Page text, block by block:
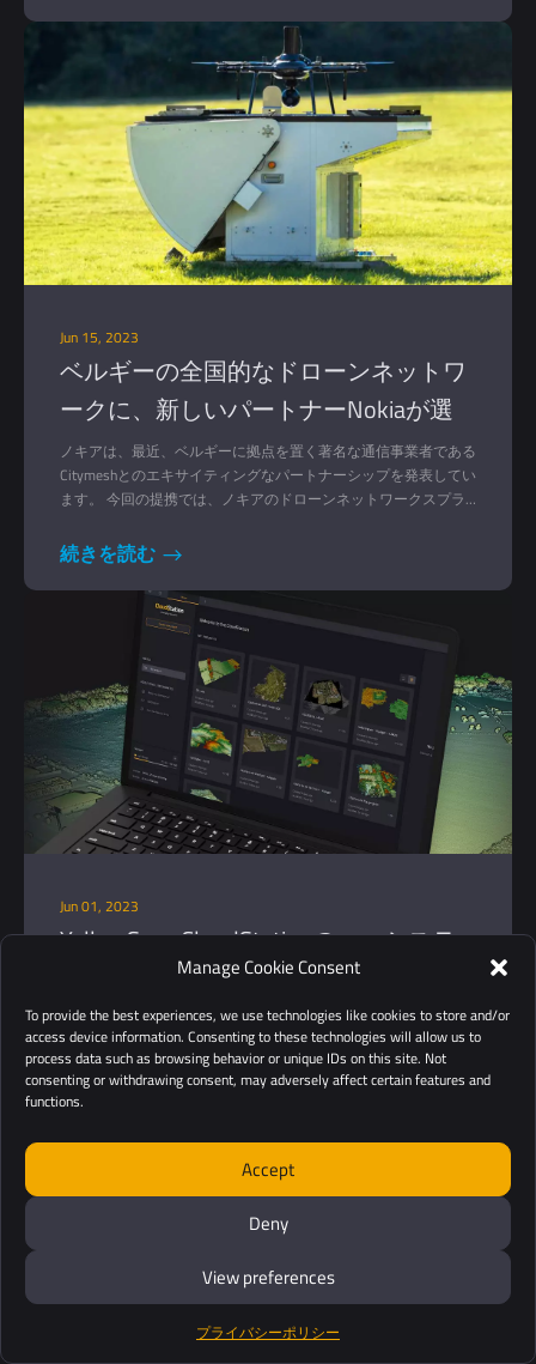
Manage Cookie Consent
To provide the best experiences, we use technologies like cookies to store and/or
access device information. Consenting to these technologies will allow us to
process data such as browsing behavior or unique IDs on this site. Not
consenting or withdrawing consent, may adversely affect certain features and
functions.
Accept
Deny
View preferences
プライバシーポリシー
Jun 15, 2023
ベルギーの全国的なドローンネットワ
ークに、新しいパートナーNokiaが選
ばれました。
ノキアは、最近、ベルギーに拠点を置く著名な通信事業者である
Citymeshとのエキサイティングなパートナーシップを発表してい
ます。 今回の提携では、ノキアのドローンネットワークスプラ
（DiaB）を70台導入します。
続きを読む
Jun 01, 2023
YellowScan CloudStationのエコシステ
ムの中でゲームチェンジャーとなる新
しいPOSPacの統合
YellowScanは、POSPacを自社開発のソフトウェア「YellowScan
CloudStation」にシームレスに統合したことを発表します。
続きを読む